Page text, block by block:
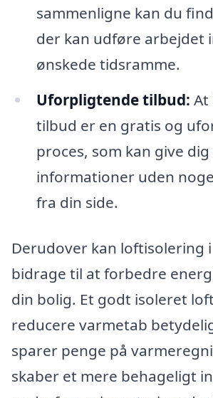
sammenligne kan du
der kan udføre arbejdet
ønskede tidsramme.
Uforpligtende tilbud: At
tilbud er en gratis og
proces, som kan give
informationer uden
fra din side.
Derudover kan loftisolering
bidrage til at forbedre
din bolig. Et godt isoleret
reducere varmetab
sparer penge på
skaber et mere behageligt